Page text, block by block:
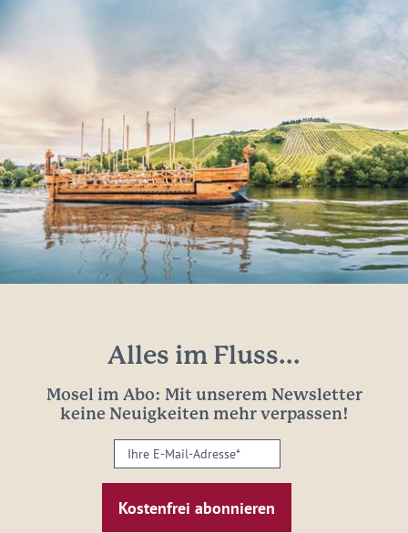
Alles im Fluss...
Mosel im Abo: Mit unserem Newsletter
keine Neuigkeiten mehr verpassen!
Ihre
E-
Mail-
Adresse: